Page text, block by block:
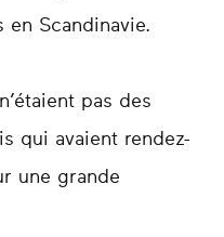
en Scandinavie.
pas des
qui avaient rendez-
une grande